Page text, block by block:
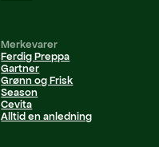
Merkevarer
Ferdig Preppa
Gartner
Grønn og Frisk
Season
Cevita
Alltid en anledning